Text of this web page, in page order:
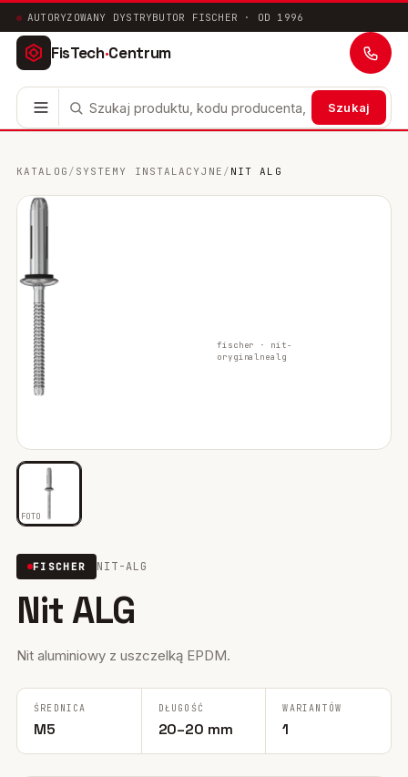
AUTORYZOWANY DYSTRYBUTOR FISCHER · OD 1996
FisTech·Centrum
Szukaj
Mocowania chemiczne 41
Mocowania uniwersalne
Systemy instalacyjne
Mocowania w pustych przestrzeniach
Mocowania ociepleń 28
Mocowania do rusztowań
Wiertła i narzędzia
Mocowania elektryczne
Wkręty
Firestop
Uszczelniacze, piany kleje 35
Systemy fasadowe
KATALOG / SYSTEMY INSTALACYJNE / NIT ALG
FOTO
fischer ·
oryginalne
nit-
alg
FISCHER NIT-ALG
Nit ALG
Nit aluminiowy z uszczelką EPDM.
ŚREDNICA
M5
DŁUGOŚĆ
20–20 mm
WARIANTÓW
1